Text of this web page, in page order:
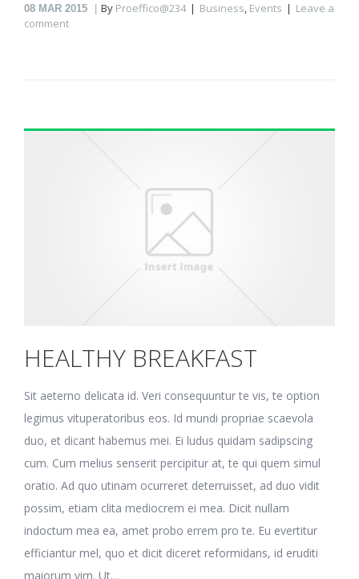
08 MAR 2015 By Proeffico@234 Business, Events
Leave a
comment
HEALTHY BREAKFAST
Sit aeterno delicata id. Veri consequuntur te vis, te option
legimus vituperatoribus eos. Id mundi propriae scaevola
duo, et dicant habemus mei. Ei ludus quidam sadipscing
cum. Cum melius senserit percipitur at, te qui quem simul
oratio. Ad quo utinam ocurreret deterruisset, ad duo vidit
possim, etiam clita mediocrem ei mea. Dicit nullam
indoctum mea ea, amet probo errem pro te. Eu evertitur
efficiantur mel, quo et dicit diceret reformidans, id eruditi
maiorum vim. Ut…